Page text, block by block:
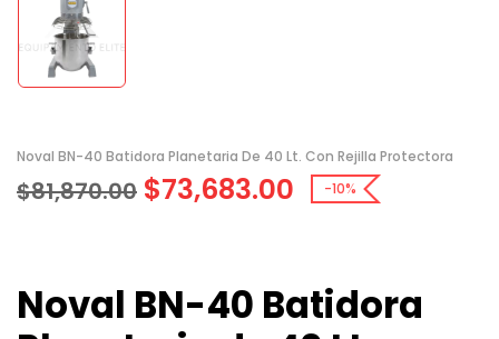
Noval BN-40 Batidora Planetaria De 40 Lt. Con Rejilla Protectora
$81,870.00 $73,683.00 -10%
Noval BN-40 Batidora